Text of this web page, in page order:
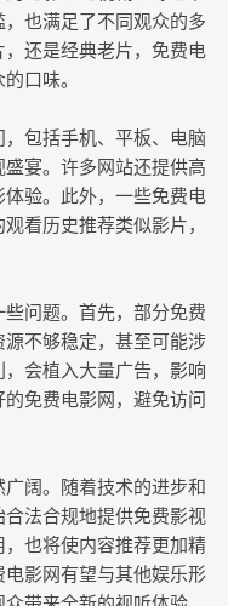
也满足了不同观众的多
还是经典老片，免费电
口味。
包括手机、平板、电脑
宴。许多网站还提供高
验。此外，一些免费电
看历史推荐类似影片，
问题。首先，部分免费
不够稳定，甚至可能涉
会植入大量广告，影响
免费电影网，避免访问
阔。随着技术的进步和
法合规地提供免费影视
也将使内容推荐更加精
影网有望与其他娱乐形